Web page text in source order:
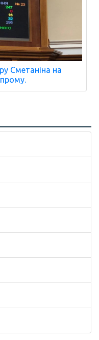
Сметаніна на